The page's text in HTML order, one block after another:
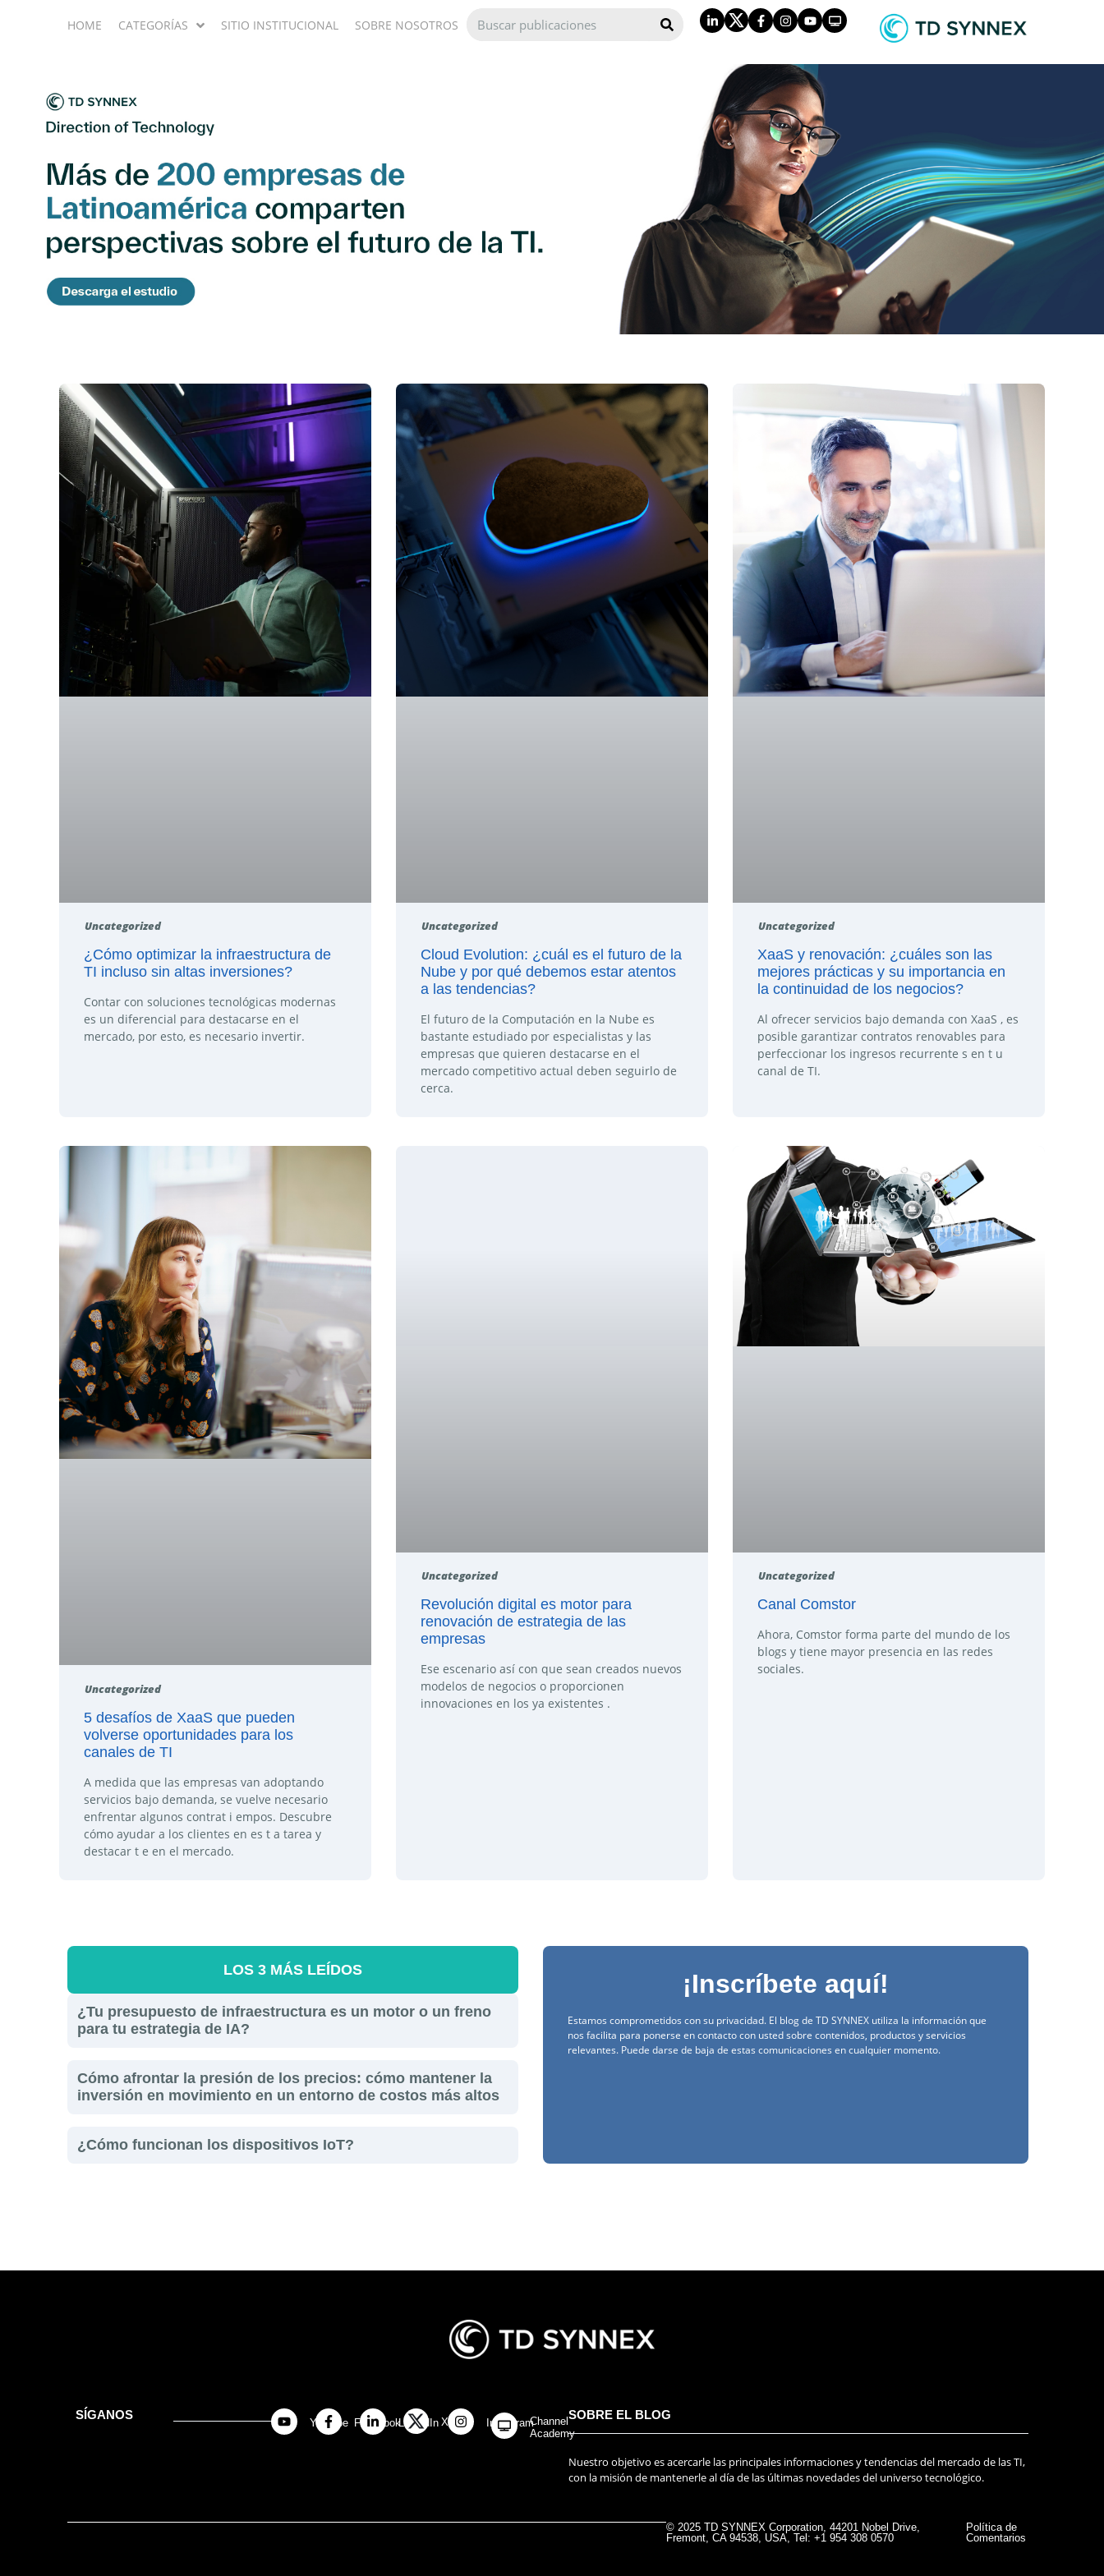
HOME CATEGORÍAS SITIO INSTITUCIONAL SOBRE NOSOTROS
Uncategorized
¿Cómo optimizar la infraestructura de
TI incluso sin altas inversiones?
Contar con soluciones tecnológicas modernas
es un diferencial para destacarse en el
mercado, por esto, es necesario invertir.
Uncategorized
Cloud Evolution: ¿cuál es el futuro de la
Nube y por qué debemos estar atentos
a las tendencias?
El futuro de la Computación en la Nube es
bastante estudiado por especialistas y las
empresas que quieren destacarse en el
mercado competitivo actual deben seguirlo de
cerca.
Uncategorized
XaaS y renovación: ¿cuáles son las
mejores prácticas y su importancia en
la continuidad de los negocios?
Al ofrecer servicios bajo demanda con XaaS , es
posible garantizar contratos renovables para
perfeccionar los ingresos recurrente s en t u
canal de TI.
Uncategorized
5 desafíos de XaaS que pueden
volverse oportunidades para los
canales de TI
A medida que las empresas van adoptando
servicios bajo demanda, se vuelve necesario
enfrentar algunos contrat i empos. Descubre
cómo ayudar a los clientes en es t a tarea y
destacar t e en el mercado.
Uncategorized
Revolución digital es motor para
renovación de estrategia de las
empresas
Ese escenario así con que sean creados nuevos
modelos de negocios o proporcionen
innovaciones en los ya existentes .
Uncategorized
Canal Comstor
Ahora, Comstor forma parte del mundo de los
blogs y tiene mayor presencia en las redes
sociales.
LOS 3 MÁS LEÍDOS
¿Tu presupuesto de infraestructura es un motor o un freno
para tu estrategia de IA?
Cómo afrontar la presión de los precios: cómo mantener la
inversión en movimiento en un entorno de costos más altos
¿Cómo funcionan los dispositivos IoT?
¡Inscríbete aquí!
Estamos comprometidos con su privacidad. El blog de TD SYNNEX utiliza la información que
nos facilita para ponerse en contacto con usted sobre contenidos, productos y servicios
relevantes. Puede darse de baja de estas comunicaciones en cualquier momento.
SÍGANOS
Youtube FacebookLinkedIn X InstagramChannel
Academy
SOBRE EL BLOG
Nuestro objetivo es acercarle las principales informaciones y tendencias del mercado de las TI,
con la misión de mantenerle al día de las últimas novedades del universo tecnológico.
© 2025 TD SYNNEX Corporation, 44201 Nobel Drive,
Fremont, CA 94538, USA, Tel: +1 954 308 0570
Política de
Comentarios